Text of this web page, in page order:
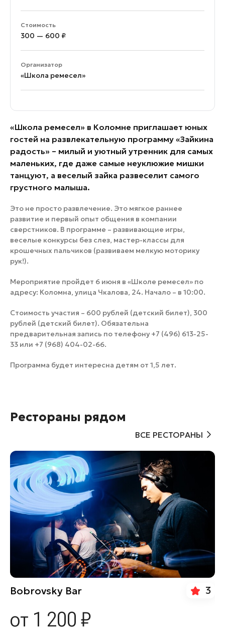
Стоимость
300 — 600 ₽
Организатор
«Школа ремесел»
«Школа ремесел» в Коломне приглашает юных
гостей на развлекательную программу «Зайкина
радость» – милый и уютный утренник для самых
маленьких, где даже самые неуклюжие мишки
танцуют, а веселый зайка развеселит самого
грустного малыша.
Это не просто развлечение. Это мягкое раннее
развитие и первый опыт общения в компании
сверстников. В программе – развивающие игры,
веселые конкурсы без слез, мастер-классы для
крошечных пальчиков (развиваем мелкую моторику
рук!).
Мероприятие пройдет 6 июня в «Школе ремесел» по
адресу: Коломна, улица Чкалова, 24. Начало – в 10:00.
Стоимость участия – 600 рублей (детский билет), 300
рублей (детский билет). Обязательна
предварительная запись по телефону +7 (496) 613-25-
33 или +7 (968) 404-02-66.
Программа будет интересна детям от 1,5 лет.
Рестораны рядом
ВСЕ РЕСТОРАНЫ
Bobrovsky Bar 3
от 1 200 ₽